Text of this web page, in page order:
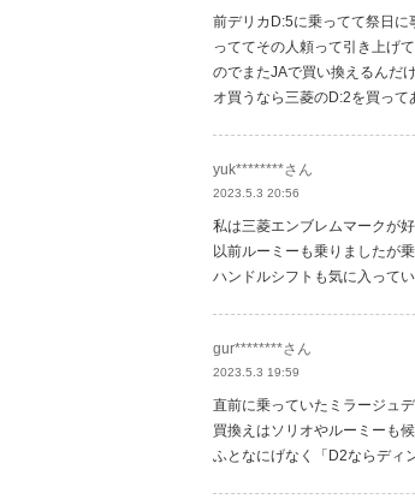
前デリカD:5に乗ってて祭日
っててその人頼って引き上げ
のでまたJAで買い換えるんだ
オ買うなら三菱のD:2を買って
yuk********さん
2023.5.3 20:56
私は三菱エンブレムマークが
以前ルーミーも乗りましたが
ハンドルシフトも気に入ってい
gur********さん
2023.5.3 19:59
直前に乗っていたミラージュ
買換えはソリオやルーミーも
ふとなにげなく「D2ならディ